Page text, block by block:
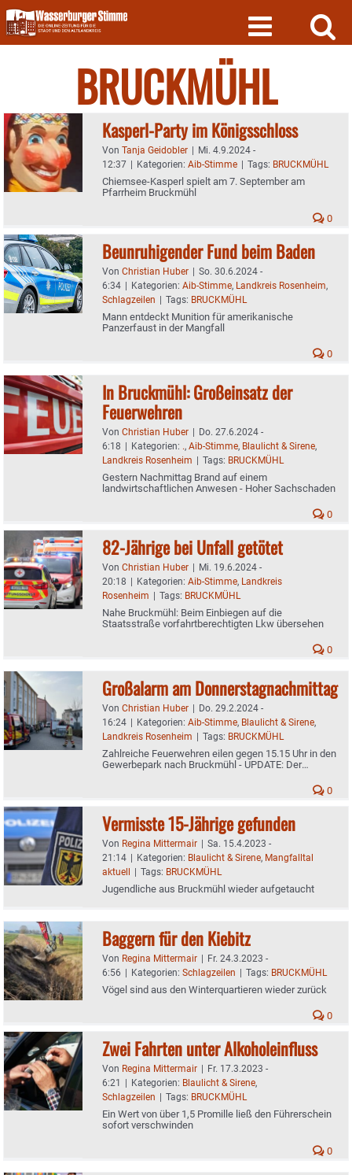
Skip
to
content
BRUCKMÜHL
Kasperl-Party im Königsschloss
Von Tanja Geidobler | Mi. 4.9.2024 -
12:37 | Kategorien: Aib-Stimme | Tags: BRUCKMÜHL
Chiemsee-Kasperl spielt am 7. September am
Pfarrheim Bruckmühl
0
Beunruhigender Fund beim Baden
Von Christian Huber | So. 30.6.2024 -
6:34 | Kategorien: Aib-Stimme, Landkreis Rosenheim,
Schlagzeilen | Tags: BRUCKMÜHL
Mann entdeckt Munition für amerikanische
Panzerfaust in der Mangfall
0
In Bruckmühl: Großeinsatz der
Feuerwehren
Von Christian Huber | Do. 27.6.2024 -
6:18 | Kategorien: ., Aib-Stimme, Blaulicht & Sirene,
Landkreis Rosenheim | Tags: BRUCKMÜHL
Gestern Nachmittag Brand auf einem
landwirtschaftlichen Anwesen - Hoher Sachschaden
0
82-Jährige bei Unfall getötet
Von Christian Huber | Mi. 19.6.2024 -
20:18 | Kategorien: Aib-Stimme, Landkreis
Rosenheim | Tags: BRUCKMÜHL
Nahe Bruckmühl: Beim Einbiegen auf die
Staatsstraße vorfahrtberechtigten Lkw übersehen
0
Großalarm am Donnerstagnachmittag
Von Christian Huber | Do. 29.2.2024 -
16:24 | Kategorien: Aib-Stimme, Blaulicht & Sirene,
Landkreis Rosenheim | Tags: BRUCKMÜHL
Zahlreiche Feuerwehren eilen gegen 15.15 Uhr in den
Gewerbepark nach Bruckmühl - UPDATE: Der
0
Vermisste 15-Jährige gefunden
Von Regina Mittermair | Sa. 15.4.2023 -
21:14 | Kategorien: Blaulicht & Sirene, Mangfalltal
aktuell | Tags: BRUCKMÜHL
Jugendliche aus Bruckmühl wieder aufgetaucht
Baggern für den Kiebitz
Von Regina Mittermair | Fr. 24.3.2023 -
6:56 | Kategorien: Schlagzeilen | Tags: BRUCKMÜHL
Vögel sind aus den Winterquartieren wieder zurück
0
Zwei Fahrten unter Alkoholeinfluss
Von Regina Mittermair | Fr. 17.3.2023 -
6:21 | Kategorien: Blaulicht & Sirene,
Schlagzeilen | Tags: BRUCKMÜHL
Ein Wert von über 1,5 Promille ließ den Führerschein
sofort verschwinden
0